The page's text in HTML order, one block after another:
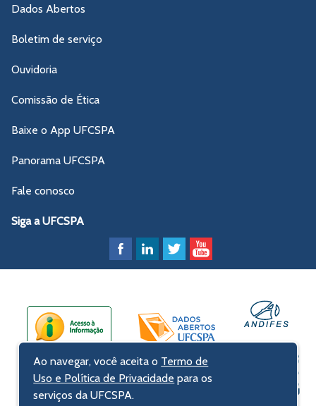
Dados Abertos
Boletim de serviço
Ouvidoria
Comissão de Ética
Baixe o App UFCSPA
Panorama UFCSPA
Fale conosco
Siga a UFCSPA
Ao navegar, você aceita o Termo de
Uso e Política de Privacidade para os
serviços da UFCSPA.